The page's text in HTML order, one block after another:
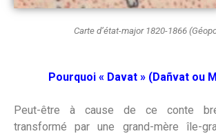
Carte d’état-major 1820-1866
Pourquoi « Davat » (Dañvat ou
Peut-être à cause de ce conte
transformé par une grand-mère île-